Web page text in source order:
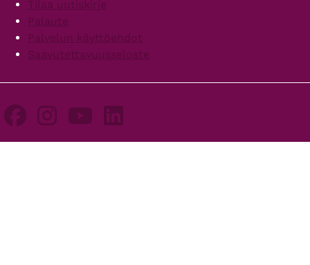
Tilaa uutiskirje
Palaute
Palvelun käyttöehdot
Saavutettavuusseloste